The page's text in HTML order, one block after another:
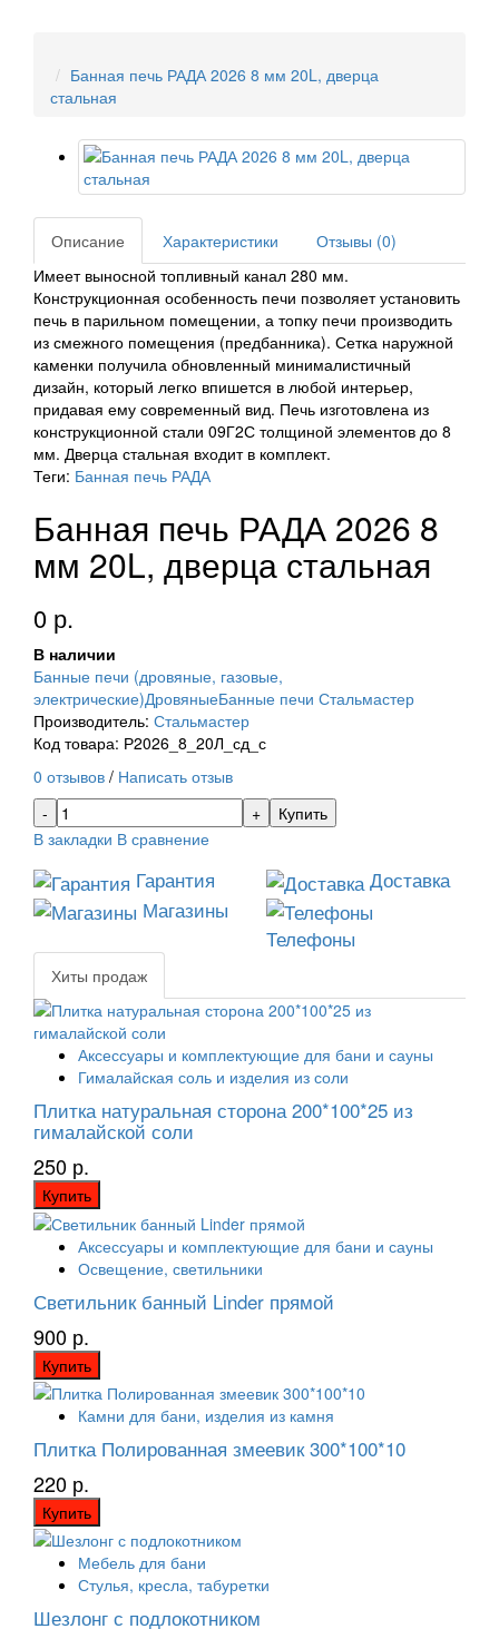
Банная печь РАДА 2026 8 мм 20L, дверца
стальная
Описание Характеристики
Отзывы (0)
Имеет выносной топливный канал 280 мм.
Конструкционная особенность печи позволяет установить
печь в парильном помещении, а топку печи производить
из смежного помещения (предбанника). Сетка наружной
каменки получила обновленный минималистичный
дизайн, который легко впишется в любой интерьер,
придавая ему современный вид. Печь изготовлена из
конструкционной стали 09Г2С толщиной элементов до 8
мм. Дверца стальная входит в комплект.
Теги: Банная печь РАДА
Банная печь РАДА 2026 8
мм 20L, дверца стальная
0 р.
В наличии
Банные печи (дровяные, газовые,
электрические)ДровяныеБанные печи Стальмастер
Производитель: Стальмастер
Код товара: Р2026_8_20Л_сд_с
0 отзывов / Написать отзыв
Купить
В закладки В сравнение
Гарантия
Доставка
Магазины
Телефоны
Хиты продаж
Аксессуары и комплектующие для бани и сауны
Гималайская соль и изделия из соли
Плитка натуральная сторона 200*100*25 из
гималайской соли
250 р.
Купить
Аксессуары и комплектующие для бани и сауны
Освещение, светильники
Светильник банный Linder прямой
900 р.
Купить
Камни для бани, изделия из камня
Плитка Полированная змеевик 300*100*10
220 р.
Купить
Мебель для бани
Стулья, кресла, табуретки
Шезлонг с подлокотником